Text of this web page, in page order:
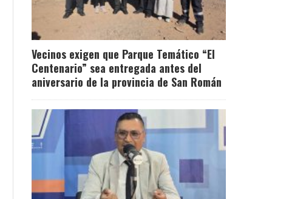
Leer Más
Vecinos exigen que Parque Temático “El
Centenario” sea entregada antes del
aniversario de la provincia de San Román